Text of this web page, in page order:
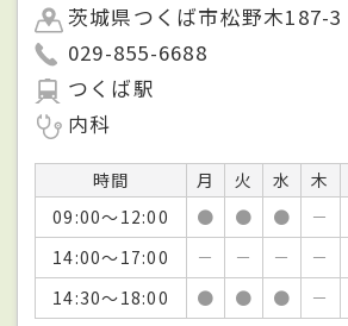
茨城県つくば市松野木187-3
029-855-6688
つくば駅
内科
時間 月 火 水 木
09:00～12:00
● ● ● －
14:00～17:00
－ － － －
14:30～18:00
● ● ● －